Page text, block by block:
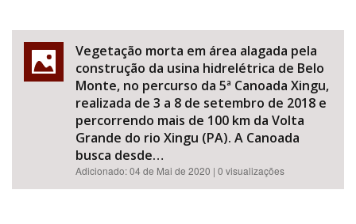
Vegetação morta em área alagada pela
construção da usina hidrelétrica de Belo
Monte, no percurso da 5ª Canoada Xingu,
realizada de 3 a 8 de setembro de 2018 e
percorrendo mais de 100 km da Volta
Grande do rio Xingu (PA). A Canoada
busca desde…
Adicionado:04 de Mai de 2020 | 0 visualizações